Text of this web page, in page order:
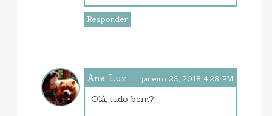
Responder
Ana Luz janeiro 23, 2018 4:28 PM
Olá, tudo bem?